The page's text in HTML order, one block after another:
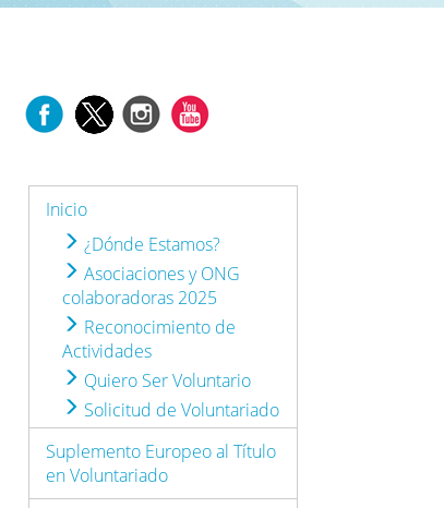
Inicio
¿Dónde Estamos?
Asociaciones y ONG
colaboradoras 2025
Reconocimiento de
Actividades
Quiero Ser Voluntario
Solicitud de Voluntariado
Suplemento Europeo al Título
en Voluntariado